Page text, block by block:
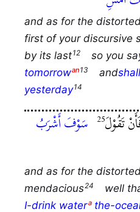
and as for the
first of your discursive
by its last
so you
tomorrowᵃⁿ and
yesterday
تَقُوْلَ
سَوْفَ أَشْرَبُ
and as for the
mendacious
well
I-drink waterᵃthe-